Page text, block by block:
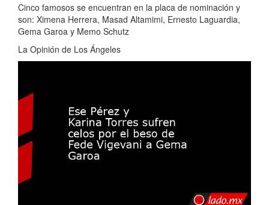
Cinco famosos se encuentran en la placa de nominación y
son: Ximena Herrera, Masad Altamimi, Ernesto Laguardia,
Gema Garoa y Memo Schutz
La Opinión de Los Ángeles